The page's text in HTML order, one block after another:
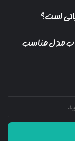
است؟
مدل مناسب